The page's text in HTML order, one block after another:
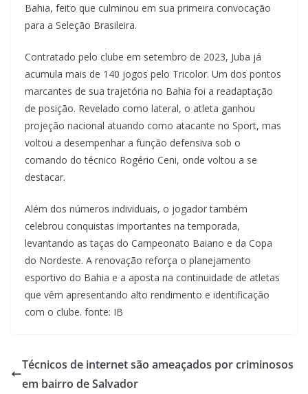
Bahia, feito que culminou em sua primeira convocação
para a Seleção Brasileira.
Contratado pelo clube em setembro de 2023, Juba já
acumula mais de 140 jogos pelo Tricolor. Um dos pontos
marcantes de sua trajetória no Bahia foi a readaptação
de posição. Revelado como lateral, o atleta ganhou
projeção nacional atuando como atacante no Sport, mas
voltou a desempenhar a função defensiva sob o
comando do técnico Rogério Ceni, onde voltou a se
destacar.
Além dos números individuais, o jogador também
celebrou conquistas importantes na temporada,
levantando as taças do Campeonato Baiano e da Copa
do Nordeste. A renovação reforça o planejamento
esportivo do Bahia e a aposta na continuidade de atletas
que vêm apresentando alto rendimento e identificação
com o clube. fonte: IB
Técnicos de internet são ameaçados por criminosos
em bairro de Salvador